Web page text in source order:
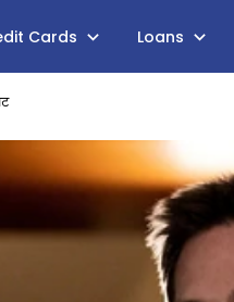
Cards Loans